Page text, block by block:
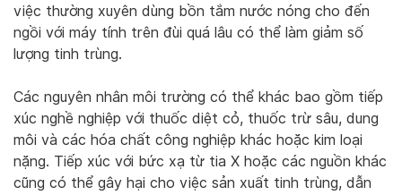
việc thường xuyên dùng bồn tắm nước nóng cho đến
ngồi với máy tính trên đùi quá lâu có thể làm giảm số
lượng tinh trùng.
Các nguyên nhân môi trường có thể khác bao gồm tiếp
xúc nghề nghiệp với thuốc diệt cỏ, thuốc trừ sâu, dung
môi và các hóa chất công nghiệp khác hoặc kim loại
nặng. Tiếp xúc với bức xạ từ tia X hoặc các nguồn khác
cũng có thể gây hại cho việc sản xuất tinh trùng, dẫn